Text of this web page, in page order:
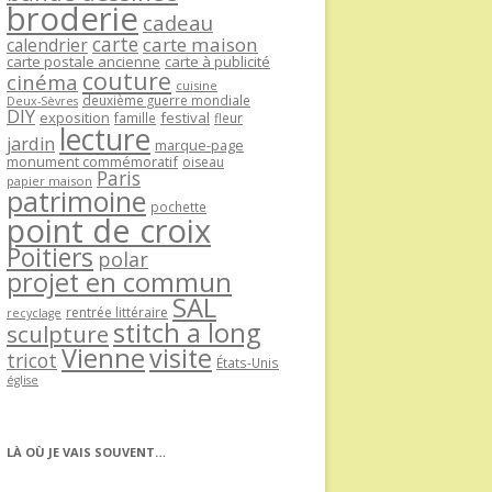
broderie cadeau
calendriercartecarte maison
carte postale ancienne carte à publicité
cinéma couture cuisine
Deux-Sèvres deuxième guerre mondiale
DIY exposition famille festival fleur
jardin lecture marque-page
monument commémoratif oiseau
papier maison Paris
patrimoine pochette
point de croix
Poitiers polar
projet en commun
recyclage rentrée littéraire SAL
sculpture stitch a long
tricot Viennevisite États-Unis
église
LÀ OÙ JE VAIS SOUVENT…